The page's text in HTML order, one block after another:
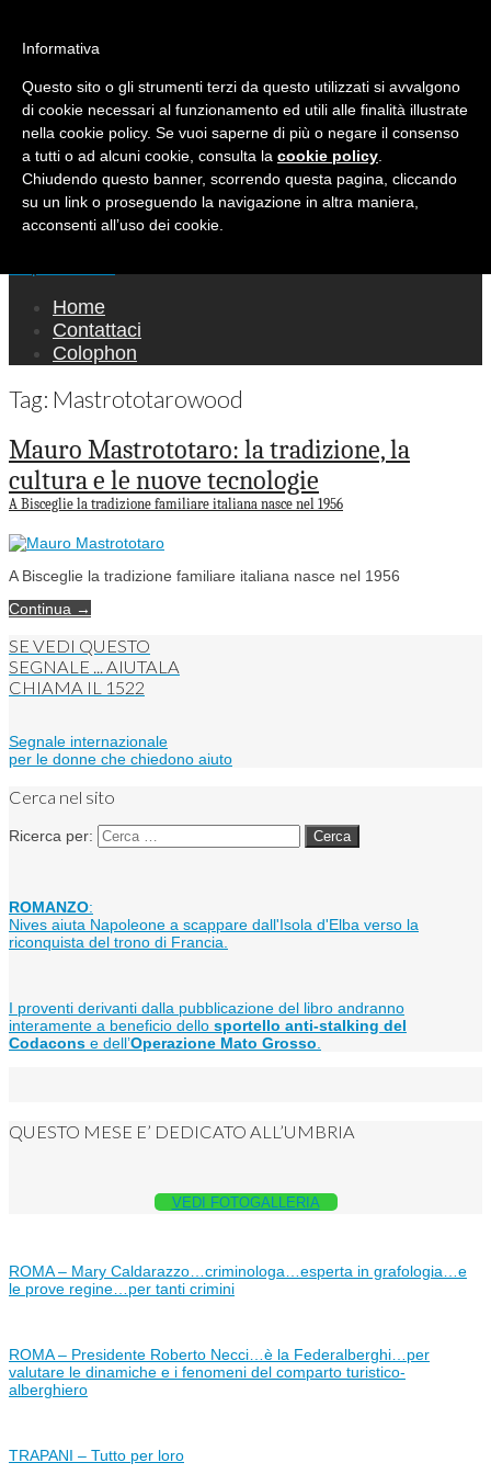
Mondo Italiano nel Mondo
LE INTERVISTE SONO AGLI ITALIANI CHE
RICOPRONO RUOLI ISTITUZIONALI, A
QUELLI CHE RAPPRESENTANO LA SOCIETÀ E
A CHI È UN "COMUNE CITTADINO" ...
PER TUTTO QUESTO SIAMO "ORGOGLIOSI
DI ESSERE ITALIANI"
Home
Contattaci
Colophon
Tag: Mastrototarowood
Mauro Mastrototaro: la tradizione, la
cultura e le nuove tecnologie
A Bisceglie la tradizione familiare italiana nasce nel 1956
A Bisceglie la tradizione familiare italiana nasce nel 1956
Continua →
SE VEDI QUESTO
SEGNALE ... AIUTALA
CHIAMA IL 1522
Segnale internazionale
per le donne che chiedono aiuto
Cerca nel sito
Ricerca per:
ROMANZO:
Nives aiuta Napoleone a scappare dall'Isola d'Elba verso la
riconquista del trono di Francia.
I proventi derivanti dalla pubblicazione del libro andranno
interamente a beneficio dello sportello anti-stalking del
Codacons e dell’Operazione Mato Grosso
QUESTO MESE E’ DEDICATO ALL’UMBRIA
VEDI FOTOGALLERIA
ROMA – Mary Caldarazzo…criminologa…esperta in grafologia…e
le prove regine…per tanti crimini
ROMA – Presidente Roberto Necci…è la Federalberghi…per
valutare le dinamiche e i fenomeni del comparto turistico-
alberghiero
TRAPANI – Tutto per loro
Informativa
Questo sito o gli strumenti terzi da questo utilizzati si avvalgono
di cookie necessari al funzionamento ed utili alle finalità illustrate
nella cookie policy. Se vuoi saperne di più o negare il consenso
a tutti o ad alcuni cookie, consulta la cookie policy
Chiudendo questo banner, scorrendo questa pagina, cliccando
su un link o proseguendo la navigazione in altra maniera,
acconsenti all’uso dei cookie.